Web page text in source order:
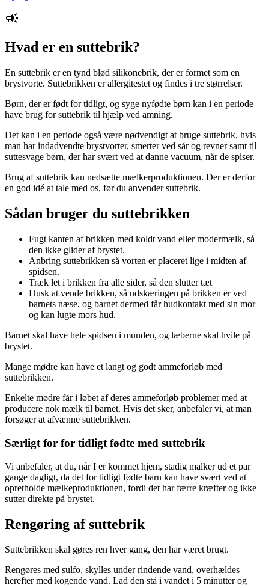
Hvad er en suttebrik?
En suttebrik er en tynd blød silikonebrik, der er formet som en
brystvorte. Suttebrikken er allergitestet og findes i tre størrelser.
Børn, der er født for tidligt, og syge nyfødte børn kan i en periode
have brug for suttebrik til hjælp ved amning.
Det kan i en periode også være nødvendigt at bruge suttebrik, hvis
man har indadvendte brystvorter, smerter ved sår og revner samt til
suttesvage børn, der har svært ved at danne vacuum, når de spiser.
Brug af suttebrik kan nedsætte mælkerproduktionen. Der er derfor
en god idé at tale med os, før du anvender suttebrik.
Sådan bruger du suttebrikken
Fugt kanten af brikken med koldt vand eller modermælk, så
den ikke glider af brystet.
Anbring suttebrikken så vorten er placeret lige i midten af
spidsen.
Træk let i brikken fra alle sider, så den slutter tæt
Husk at vende brikken, så udskæringen på brikken er ved
barnets næse, og barnet dermed får hudkontakt med sin mor
og kan lugte mors hud.
Barnet skal have hele spidsen i munden, og læberne skal hvile på
brystet.
Mange mødre kan have et langt og godt ammeforløb med
suttebrikken.
Enkelte mødre får i løbet af deres ammeforløb problemer med at
producere nok mælk til barnet. Hvis det sker, anbefaler vi, at man
forsøger at afvænne suttebrikken.
Særligt for for tidligt fødte med suttebrik
Vi anbefaler, at du, når I er kommet hjem, stadig malker ud et par
gange dagligt, da det for tidligt fødte barn kan have svært ved at
opretholde mælkeproduktionen, fordi det har færre kræfter og ikke
sutter direkte på brystet.
Rengøring af suttebrik
Suttebrikken skal gøres ren hver gang, den har været brugt.
Rengøres med sulfo, skylles under rindende vand, overhældes
herefter med kogende vand. Lad den stå i vandet i 5 minutter og